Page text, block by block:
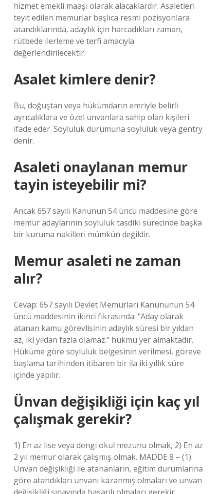
hizmet emekli maaşı olarak alacaklardır. Asaletleri
teyit edilen memurlar başlıca resmi pozisyonlara
atandıklarında, adaylık için harcadıkları zaman,
rütbede ilerleme ve terfi amacıyla
değerlendirilecektir.
Asalet kimlere denir?
Bu, doğuştan veya hükümdarın emriyle belirli
ayrıcalıklara ve özel unvanlara sahip olan kişileri
ifade eder. Soyluluk durumuna soyluluk veya gentry
denir.
Asaleti onaylanan memur
tayin isteyebilir mi?
Ancak 657 sayılı Kanunun 54 üncü maddesine göre
memur adaylarının soyluluk tasdiki sürecinde başka
bir kuruma nakilleri mümkün değildir.
Memur asaleti ne zaman
alır?
Cevap: 657 sayılı Devlet Memurları Kanununun 54
üncü maddesinin ikinci fıkrasında: “Aday olarak
atanan kamu görevlisinin adaylık süresi bir yıldan
az, iki yıldan fazla olamaz.” hükmü yer almaktadır.
Hüküme göre soyluluk belgesinin verilmesi, göreve
başlama tarihinden itibaren bir ila iki yıllık süre
içinde yapılır.
Ünvan değişikliği için kaç yıl
çalışmak gerekir?
1) En az lise veya dengi okul mezunu olmak, 2) En az
2 yıl memur olarak çalışmış olmak. MADDE 8 – (1)
Unvan değişikliği ile atananların, eğitim durumlarına
göre atandıkları unvanı kazanmış olmaları ve unvan